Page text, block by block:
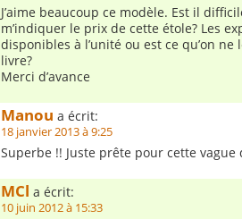
J’aime beaucoup ce modèle. Est il
m’indiquer le prix de cette étole? Les
disponibles à l’unité ou est ce qu’on
livre?
Merci d’avance
Manou a écrit:
18 janvier 2013 à 9:25
Superbe !! Juste prête pour cette
MCl a écrit:
10 juin 2012 à 15:33